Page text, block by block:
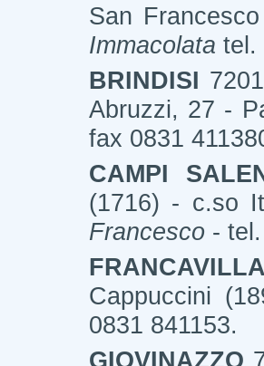
San
Immacolata tel.
BRINDISI
Abruzzi, 27 -
fax 0831
CAMPI
(1716) - c.so
Francesco -
Cappuccini
0831 841153.